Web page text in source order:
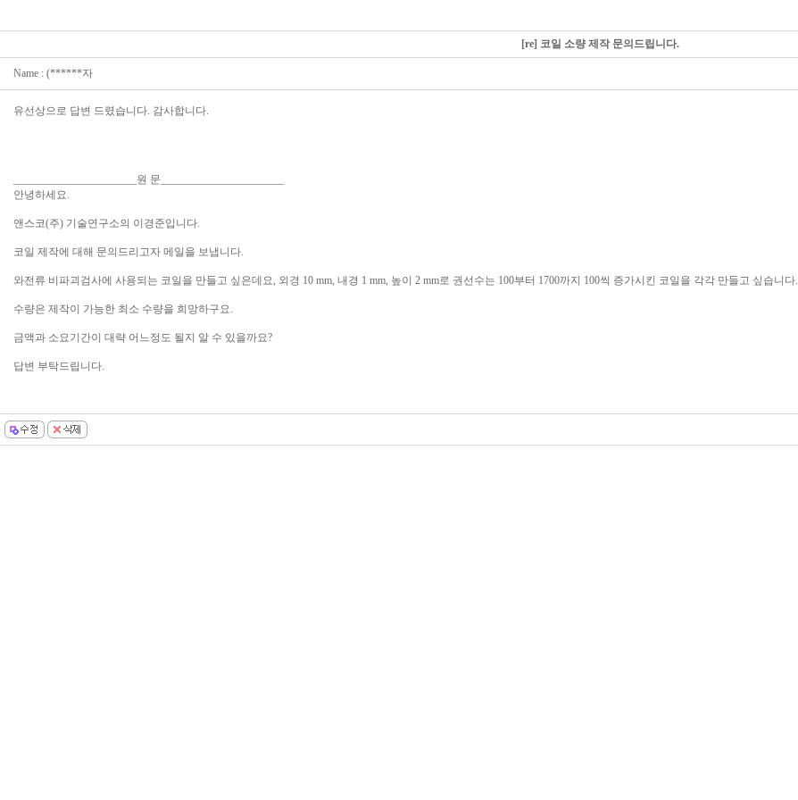
[re] 코일 소량 제작 문의드립니다.
Name : (******자
유선상으로 답변 드렸습니다. 감사합니다.
_______________________원 문_______________________
안녕하세요.
앤스코(주) 기술연구소의 이경준입니다.
코일 제작에 대해 문의드리고자 메일을 보냅니다.
와전류 비파괴검사에 사용되는 코일을 만들고 싶은데요, 외경 10 mm, 내경 1 mm, 높이 2 mm로 권선수는 100부터 1700까지 100씩 증가시킨 코일을 각각 만들고 싶습니다.
수량은 제작이 가능한 최소 수량을 희망하구요.
금액과 소요기간이 대략 어느정도 될지 알 수 있을까요?
답변 부탁드립니다.